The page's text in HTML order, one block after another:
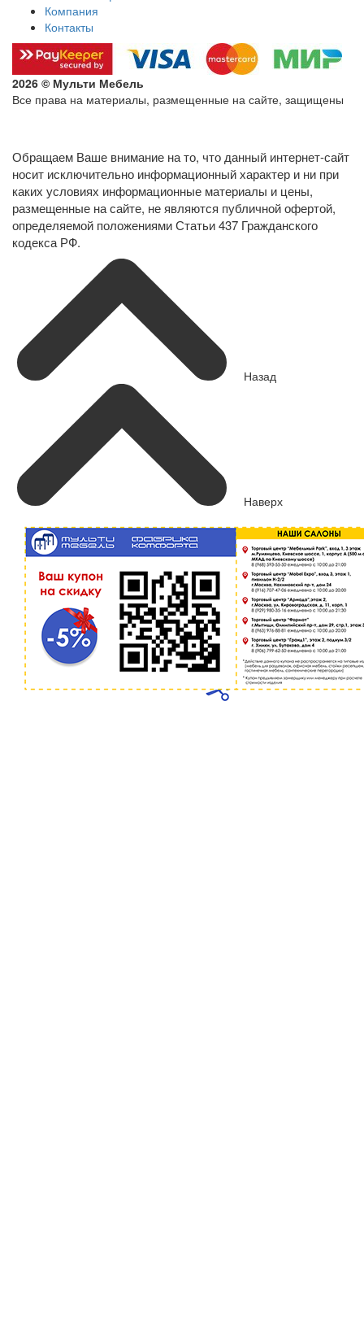
Компания
Контакты
2026 © Мульти Мебель
Все права на материалы, размещенные на сайте, защищены
Обращаем Ваше внимание на то, что данный интернет-сайт
носит исключительно информационный характер и ни при
каких условиях информационные материалы и цены,
размещенные на сайте, не являются публичной офертой,
определяемой положениями Статьи 437 Гражданского
кодекса РФ.
Назад
Наверх